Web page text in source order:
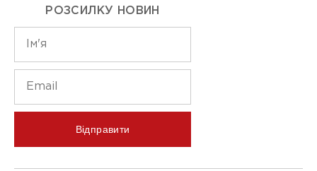
РОЗСИЛКУ НОВИН
Відправити